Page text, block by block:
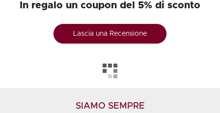
In regalo un coupon del 5% di sconto
Lascia una Recensione
SIAMO SEMPRE